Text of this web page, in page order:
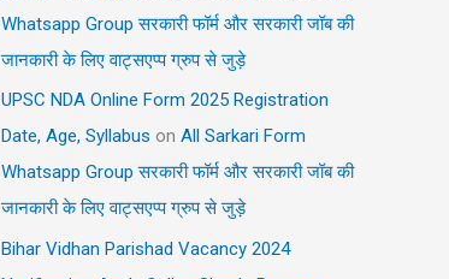
Whatsapp Group सरकारी फॉर्म और सरकारी जॉब की
जानकारी के लिए वाट्सएप्प ग्रुप से जुड़े
UPSC NDA Online Form 2025 Registration
Date, Age, Syllabus on All Sarkari Form
Whatsapp Group सरकारी फॉर्म और सरकारी जॉब की
जानकारी के लिए वाट्सएप्प ग्रुप से जुड़े
Bihar Vidhan Parishad Vacancy 2024